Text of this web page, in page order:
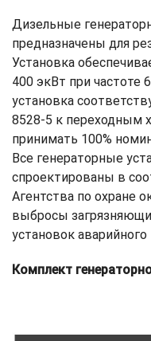
Дизельные
предназначены для
Установка
400 экВт при частоте
установка
8528-5 к переходным
принимать 100%
Все генераторные
спроектированы в
Агентства по
выбросы
установок аварийного
Комплект